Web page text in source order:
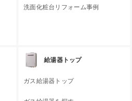
洗面化粧台リフォーム事例
給湯器トップ
ガス給湯器トップ